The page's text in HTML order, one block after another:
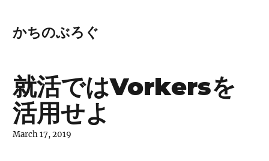
かちのぶろぐ
就活ではVorkersを
活用せよ
March 17, 2019